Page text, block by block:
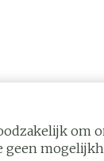
om
geen